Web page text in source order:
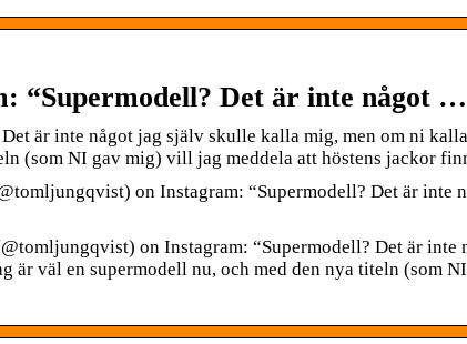
“Supermodell? Det är inte något …
är inte något jag själv skulle kalla mig, men om ni
(som NI gav mig) vill jag meddela att höstens jackor
on Instagram: “Supermodell? Det är inte
on Instagram: “Supermodell? Det är inte
är väl en supermodell nu, och med den nya titeln (som